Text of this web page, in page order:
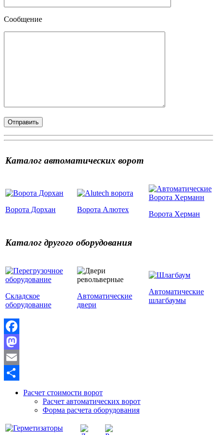
Сообщение
Каталог автоматических ворот
Ворота Дорхан Ворота Алютех
Ворота Херман
Каталог другого оборудования
Складское
оборудование
Автоматические
двери
Автоматические
шлагбаумы
Facebook
Mastodon
Email
Отправить
Расчет стоимости ворот
Расчет автоматических ворот
Форма расчета оборудования